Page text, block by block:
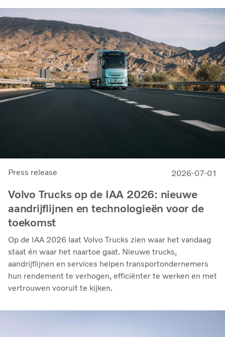
Press release 2026-07-01
Volvo Trucks op de IAA 2026: nieuwe
aandrijflijnen en technologieën voor de
toekomst
Op de IAA 2026 laat Volvo Trucks zien waar het vandaag
staat én waar het naartoe gaat. Nieuwe trucks,
aandrijflijnen en services helpen transportondernemers
hun rendement te verhogen, efficiënter te werken en met
vertrouwen vooruit te kijken.